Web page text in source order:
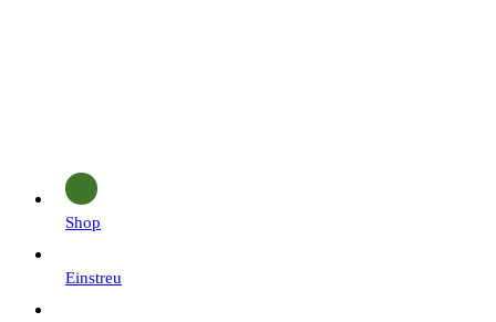
Shop
Einstreu